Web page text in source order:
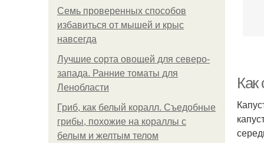
Семь проверенных способов
избавиться от мышей и крыс
навсегда
Лучшие сорта овощей для северо-
запада. Ранние томаты для
Ленобласти
Гриб, как белый коралл. Съедобные
грибы, похожие на кораллы с
белым и желтым телом
Как